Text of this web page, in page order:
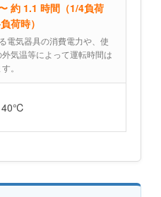
約 1.1 時間（1/4負荷
荷時）
電気器具の消費電力や、使
気温等によって運転時間は
。